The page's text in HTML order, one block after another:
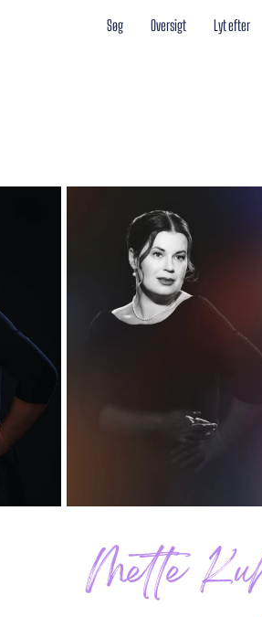
Søg Oversigt Lyt efter
Mette